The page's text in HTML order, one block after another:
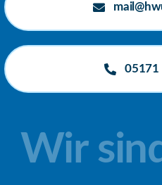
05171
Wir